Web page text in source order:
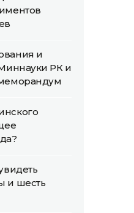
и
РК и
и шесть